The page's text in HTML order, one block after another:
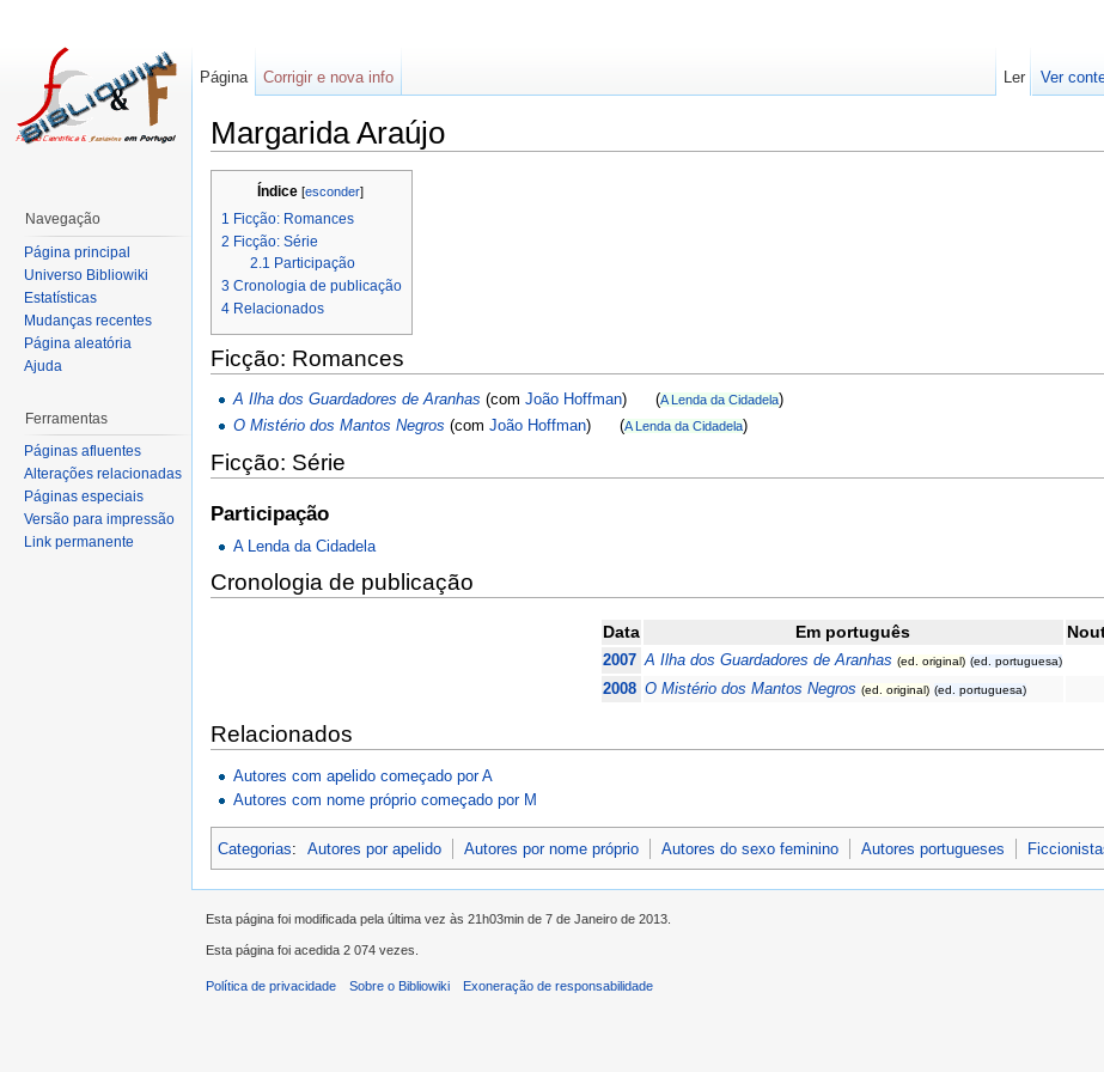
Margarida Araújo
Índice[esconder]
1 Ficção: Romances
2 Ficção: Série
2.1 Participação
3 Cronologia de publicação
4 Relacionados
Ficção: Romances
A Ilha dos Guardadores de Aranhas (comJoão Hoffman) (A Lenda da Cidadela)
O Mistério dos Mantos Negros (comJoão Hoffman) (A Lenda da Cidadela)
Ficção: Série
Participação
A Lenda da Cidadela
Cronologia de publicação
Data Em português
2007 A Ilha dos Guardadores de Aranhas (ed. original) (ed. portuguesa)
2008 O Mistério dos Mantos Negros (ed. original) (ed. portuguesa)
Relacionados
Autores com apelido começado por A
Autores com nome próprio começado por M
Categorias: Autores por apelido Autores por nome próprio Autores do sexo feminino Autores portugueses
Página Corrigir e nova info Ler Ver
Navegação
Página principal
Universo Bibliowiki
Estatísticas
Mudanças recentes
Página aleatória
Ajuda
Ferramentas
Páginas afluentes
Alterações relacionadas
Páginas especiais
Versão para impressão
Link permanente
Esta página foi modificada pela última vez às 21h03min de 7 de Janeiro de 2013.
Esta página foi acedida 2 074 vezes.
Política de privacidade Sobre o Bibliowiki Exoneração de responsabilidade